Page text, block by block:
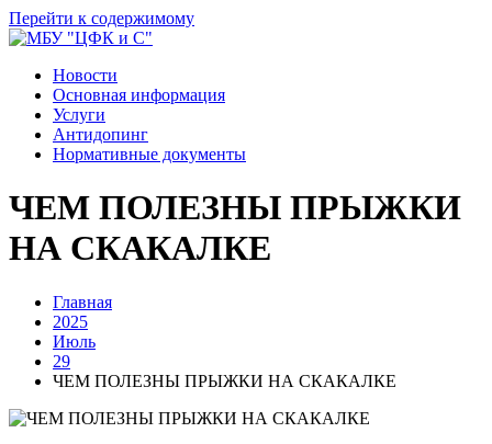
Перейти к содержимому
Новости
Основная информация
Услуги
Антидопинг
Нормативные документы
ЧЕМ ПОЛЕЗНЫ ПРЫЖКИ
НА СКАКАЛКЕ
Главная
2025
Июль
29
ЧЕМ ПОЛЕЗНЫ ПРЫЖКИ НА СКАКАЛКЕ